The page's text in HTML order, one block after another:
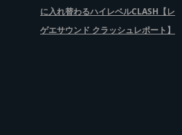
に入れ替わるハイレベルCLASH【レ
ゲエサウンド クラッシュレポート】